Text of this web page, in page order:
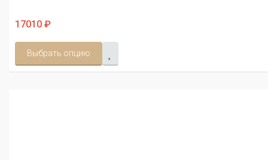
17010 ₽
Выбрать опцию